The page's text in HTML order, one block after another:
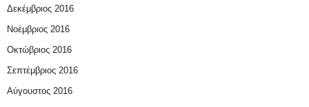
Δεκέμβριος 2016
Νοέμβριος 2016
Οκτώβριος 2016
Σεπτέμβριος 2016
Αύγουστος 2016